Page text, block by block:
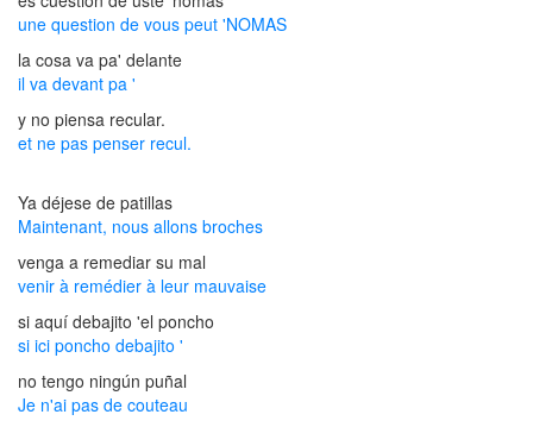
une question de vous peut 'NOMAS
la cosa va pa' delante
il va devant pa '
y no piensa recular.
et ne pas penser recul.
Ya déjese de patillas
Maintenant, nous allons broches
venga a remediar su mal
venir à remédier à leur mauvaise
si aquí debajito 'el poncho
si ici poncho debajito '
no tengo ningún puñal
Je n'ai pas de couteau